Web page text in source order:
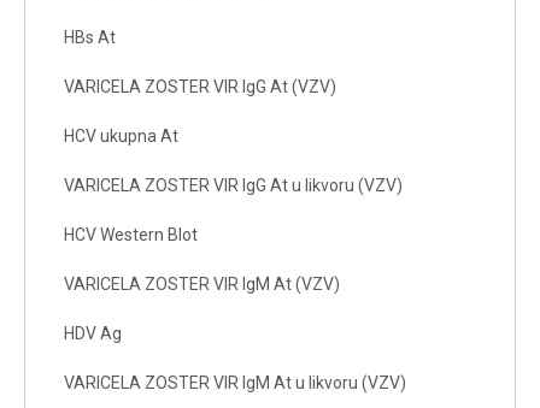
HBs At
VARICELA ZOSTER VIR IgG At (VZV)
HCV ukupna At
VARICELA ZOSTER VIR IgG At u likvoru (VZV)
HCV Western Blot
VARICELA ZOSTER VIR IgM At (VZV)
HDV Ag
VARICELA ZOSTER VIR IgM At u likvoru (VZV)